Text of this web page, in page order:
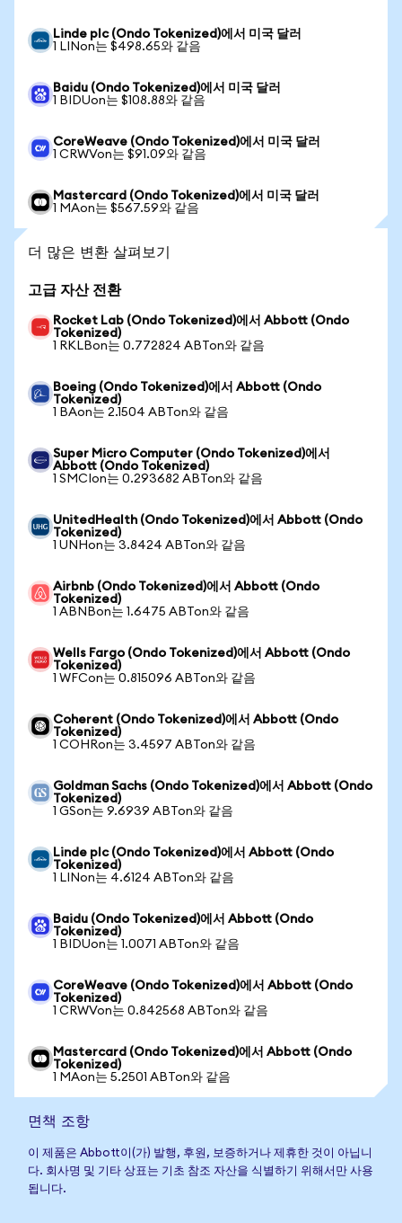
Linde plc (Ondo Tokenized)에서 미국 달러
1 LINon는 $498.65와 같음
Baidu (Ondo Tokenized)에서 미국 달러
1 BIDUon는 $108.88와 같음
CoreWeave (Ondo Tokenized)에서 미국 달러
1 CRWVon는 $91.09와 같음
Mastercard (Ondo Tokenized)에서 미국 달러
1 MAon는 $567.59와 같음
더 많은 변환 살펴보기
고급 자산 전환
Rocket Lab (Ondo Tokenized)에서 Abbott (Ondo
Tokenized)
1 RKLBon는 0.772824 ABTon와 같음
Boeing (Ondo Tokenized)에서 Abbott (Ondo
Tokenized)
1 BAon는 2.1504 ABTon와 같음
Super Micro Computer (Ondo Tokenized)에서
Abbott (Ondo Tokenized)
1 SMCIon는 0.293682 ABTon와 같음
UnitedHealth (Ondo Tokenized)에서 Abbott (Ondo
Tokenized)
1 UNHon는 3.8424 ABTon와 같음
Airbnb (Ondo Tokenized)에서 Abbott (Ondo
Tokenized)
1 ABNBon는 1.6475 ABTon와 같음
Wells Fargo (Ondo Tokenized)에서 Abbott (Ondo
Tokenized)
1 WFCon는 0.815096 ABTon와 같음
Coherent (Ondo Tokenized)에서 Abbott (Ondo
Tokenized)
1 COHRon는 3.4597 ABTon와 같음
Goldman Sachs (Ondo Tokenized)에서 Abbott (Ondo
Tokenized)
1 GSon는 9.6939 ABTon와 같음
Linde plc (Ondo Tokenized)에서 Abbott (Ondo
Tokenized)
1 LINon는 4.6124 ABTon와 같음
Baidu (Ondo Tokenized)에서 Abbott (Ondo
Tokenized)
1 BIDUon는 1.0071 ABTon와 같음
CoreWeave (Ondo Tokenized)에서 Abbott (Ondo
Tokenized)
1 CRWVon는 0.842568 ABTon와 같음
Mastercard (Ondo Tokenized)에서 Abbott (Ondo
Tokenized)
1 MAon는 5.2501 ABTon와 같음
면책 조항
이 제품은 Abbott이(가) 발행, 후원, 보증하거나 제휴한 것이 아닙니
다. 회사명 및 기타 상표는 기초 참조 자산을 식별하기 위해서만 사용
됩니다.